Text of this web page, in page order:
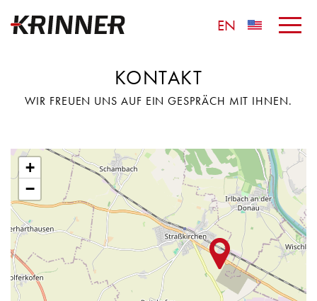
KONTAKT
WIR FREUEN UNS AUF EIN GESPRÄCH MIT IHNEN.
+
−
EN